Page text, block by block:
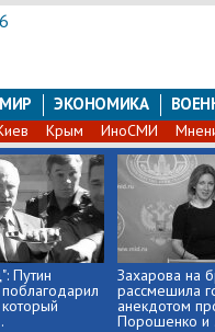
МИР ЭКОНОМИКА
Крым ИноСМИ
Путин Захарова на
рассмешила
анекдотом
Порошенко и